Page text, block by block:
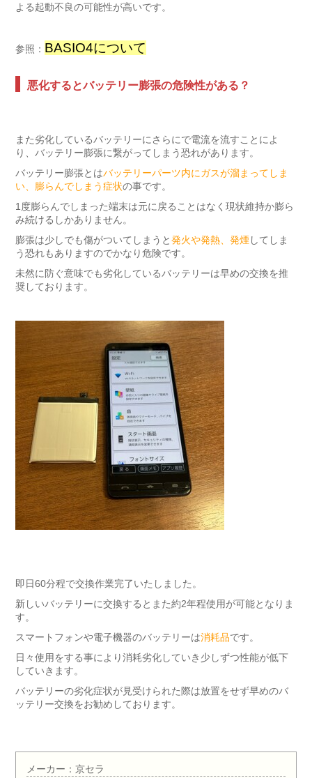
よる起動不良の可能性が高いです。
参照： BASIO4について
悪化するとバッテリー膨張の危険性がある？
また劣化しているバッテリーにさらにで電流を流すことによ
り、バッテリー膨張に繋がってしまう恐れがあります。
バッテリー膨張とはバッテリーパーツ内にガスが溜まってしま
い、膨らんでしまう症状の事です。
1度膨らんでしまった端末は元に戻ることはなく現状維持か膨ら
み続けるしかありません。
膨張は少しでも傷がついてしまうと発火や発熱、発煙してしま
う恐れもありますのでかなり危険です。
未然に防ぐ意味でも劣化しているバッテリーは早めの交換を推
奨しております。
即日60分程で交換作業完了いたしました。
新しいバッテリーに交換するとまた約2年程使用が可能となりま
す。
スマートフォンや電子機器のバッテリーは消耗品です。
日々使用をする事により消耗劣化していき少しずつ性能が低下
していきます。
バッテリーの劣化症状が見受けられた際は放置をせず早めのバ
ッテリー交換をお勧めしております。
メーカー：京セラ